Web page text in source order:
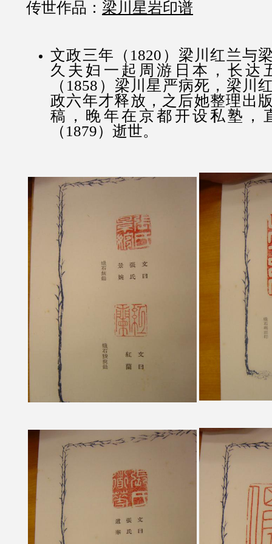
传世作品： 梁川星岩印谱
文政三年（1820） 梁川红兰与
久夫妇一起周游日本，长达
（1858）梁川星严病死，梁川
政六年才释放，之后她整理出
稿，晚年在京都开设私塾，
（1879）逝世。